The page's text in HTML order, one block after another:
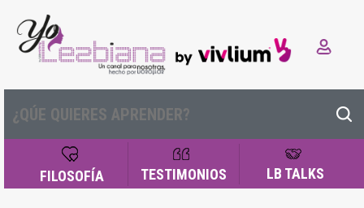
FILOSOFÍA TESTIMONIOS LB TALKS